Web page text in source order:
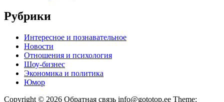
Рубрики
Интересное и познавательное
Новости
Отношения и психология
Шоу-бизнес
Экономика и политика
Юмор
Copyright © 2026 Обратная связь info@gototop.ee Theme: